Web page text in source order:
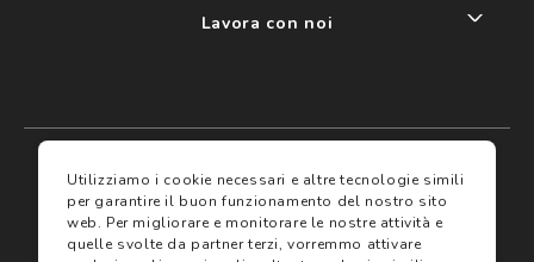
I miei preferiti
Assicurazioni
Lavora con noi
Utilizziamo i cookie necessari e altre tecnologie simili
per garantire il buon funzionamento del nostro sito
web. Per migliorare e monitorare le nostre attività e
quelle svolte da partner terzi, vorremmo attivare